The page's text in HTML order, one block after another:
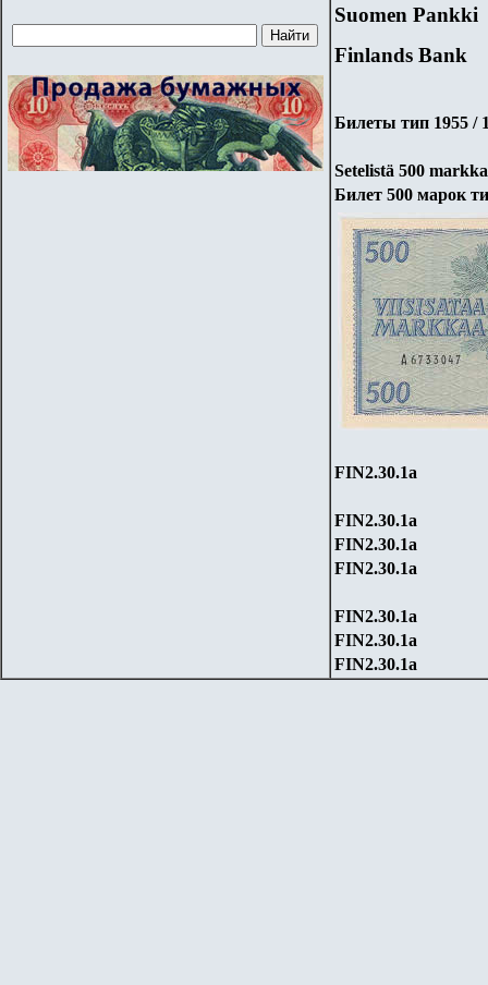
Suomen Pankki
Finlands Bank
Билеты тип 1955 /
Setelistä 500
Билет 500 марок
FIN2.30.1a
FIN2.30.1a
FIN2.30.1a
FIN2.30.1a
FIN2.30.1a
FIN2.30.1a
FIN2.30.1a